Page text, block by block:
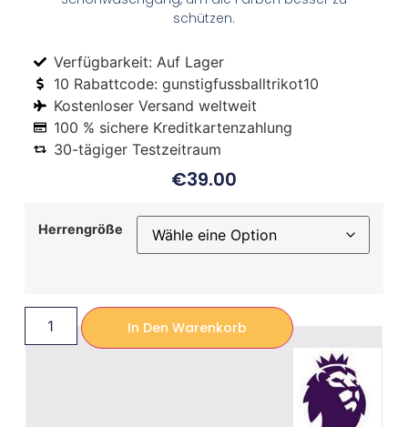
schützen.
Verfügbarkeit: Auf Lager
10 Rabattcode: gunstigfussballtrikot10
Kostenloser Versand weltweit
100 % sichere Kreditkartenzahlung
30-tägiger Testzeitraum
€39.00
Herrengröße
In Den Warenkorb